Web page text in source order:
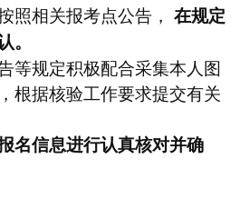
照相关报考点公告， 在规定
。
等规定积极配合采集本人图
根据核验工作要求提交有关
名信息进行认真核对并确